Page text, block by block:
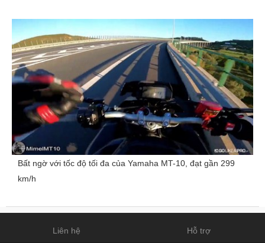
Bất ngờ với tốc độ tối đa của Yamaha MT-10, đạt gần 299
km/h
Liên hệ Hỗ trợ